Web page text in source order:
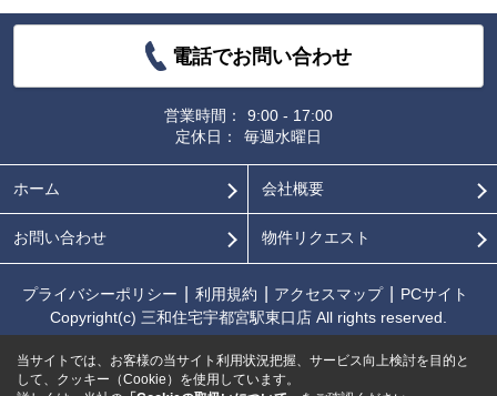
電話でお問い合わせ
営業時間：
9:00 - 17:00
定休日：
毎週水曜日
ホーム 会社概要
お問い合わせ 物件リクエスト
プライバシーポリシー 利用規約 アクセスマップ
PCサイト
Copyright(c) 三和住宅宇都宮駅東口店 All rights reserved.
当サイトでは、お客様の当サイト利用状況把握、サービス向上検討を目的と
して、クッキー（Cookie）を使用しています。